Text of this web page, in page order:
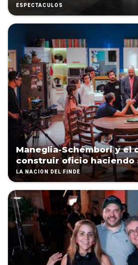
ESPECTÁCULOS
Maneglia-Schémbori y el
construir oficio haciendo
LA NACIÓN DEL FINDE